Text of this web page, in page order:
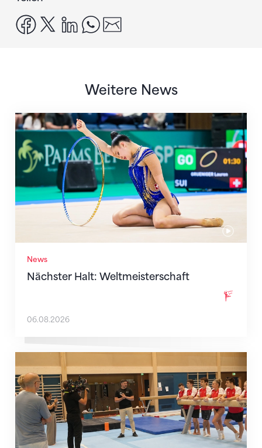
facebook
x linkedinwhatsapp
Weitere News
News
Nächster Halt: Weltmeisterschaft
Nächster Halt: Weltmeisterschaft
06.08.2026
Mit klaren Zielen nach Zagreb